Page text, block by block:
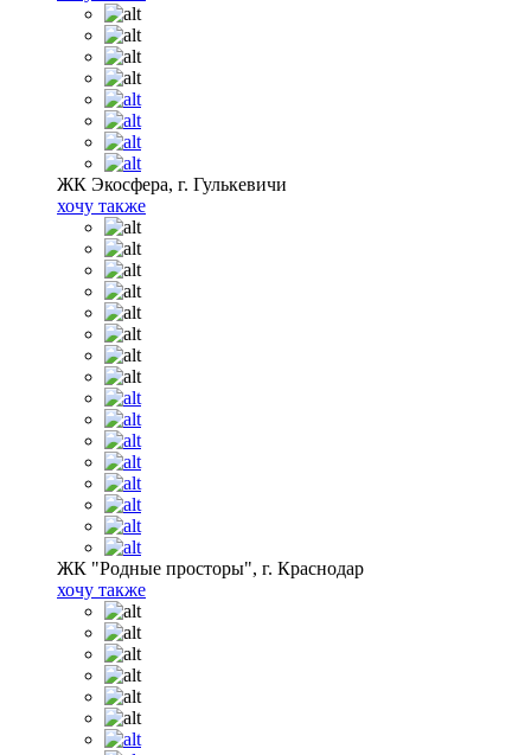
ЖК Экосфера, г. Гулькевичи
хочу также
ЖК "Родные просторы", г. Краснодар
хочу также